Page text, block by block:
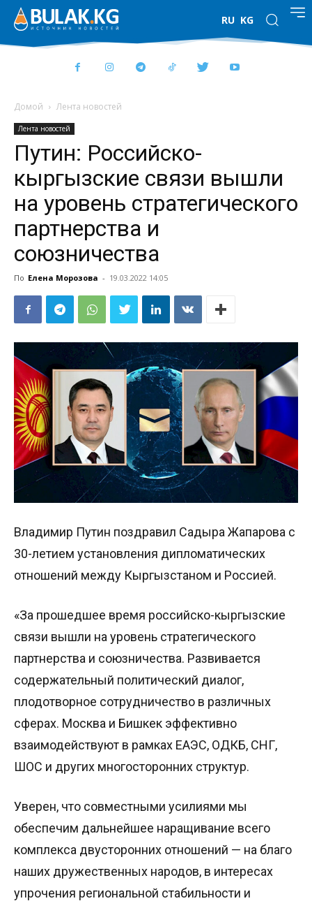
RU KG
Домой Лента новостей
Лента новостей
Путин: Российско-
кыргызские связи вышли
на уровень стратегического
партнерства и
союзничества
По Елена Морозова - 19.03.2022 14:05
Владимир Путин поздравил Садыра Жапарова с
30-летием установления дипломатических
отношений между Кыргызстаном и Россией.
«За прошедшее время российско-кыргызские
связи вышли на уровень стратегического
партнерства и союзничества. Развивается
содержательный политический диалог,
плодотворное сотрудничество в различных
сферах. Москва и Бишкек эффективно
взаимодействуют в рамках ЕАЭС, ОДКБ, СНГ,
ШОС и других многосторонних структур.
Уверен, что совместными усилиями мы
обеспечим дальнейшее наращивание всего
комплекса двусторонних отношений — на благо
наших дружественных народов, в интересах
упрочения региональной стабильности и